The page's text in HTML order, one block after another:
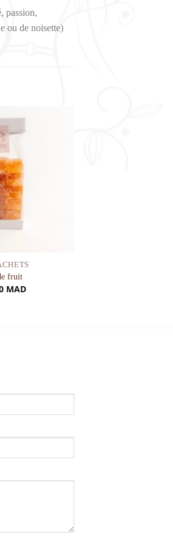
passion,
ou de noisette)
à la liste de souhaits
fruit
MAD